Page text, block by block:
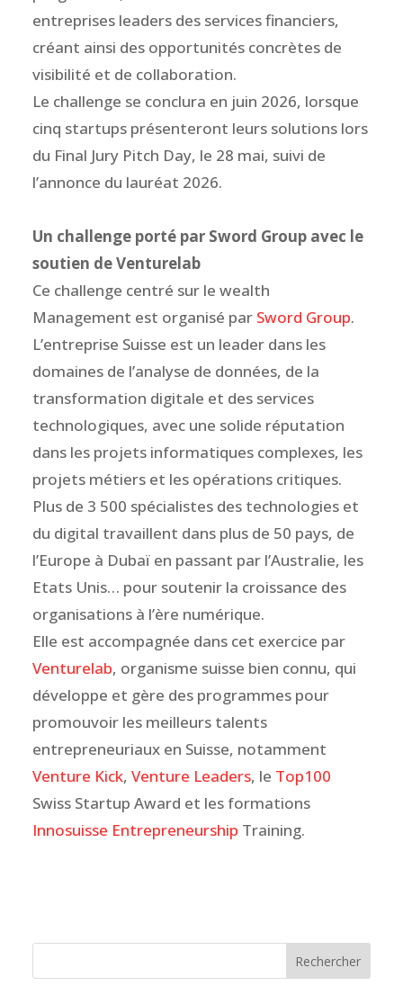
entreprises leaders des services financiers,
créant ainsi des opportunités concrètes de
visibilité et de collaboration.
Le challenge se conclura en juin 2026, lorsque
cinq startups présenteront leurs solutions lors
du Final Jury Pitch Day, le 28 mai, suivi de
l’annonce du lauréat 2026.
Un challenge porté par Sword Group avec le
soutien de Venturelab
Ce challenge centré sur le wealth
Management est organisé par Sword Group.
L’entreprise Suisse est un leader dans les
domaines de l’analyse de données, de la
transformation digitale et des services
technologiques, avec une solide réputation
dans les projets informatiques complexes, les
projets métiers et les opérations critiques.
Plus de 3 500 spécialistes des technologies et
du digital travaillent dans plus de 50 pays, de
l’Europe à Dubaï en passant par l’Australie, les
Etats Unis… pour soutenir la croissance des
organisations à l’ère numérique.
Elle est accompagnée dans cet exercice par
Venturelab, organisme suisse bien connu, qui
développe et gère des programmes pour
promouvoir les meilleurs talents
entrepreneuriaux en Suisse, notamment
Venture Kick, Venture Leaders, le Top100
Swiss Startup Award et les formations
Innosuisse Entrepreneurship Training.